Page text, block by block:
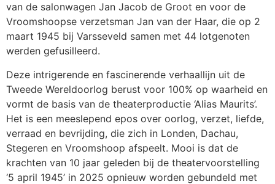
van de salonwagen Jan Jacob de Groot en voor de
Vroomshoopse verzetsman Jan van der Haar, die op 2
maart 1945 bij Varsseveld samen met 44 lotgenoten
werden gefusilleerd.
Deze intrigerende en fascinerende verhaallijn uit de
Tweede Wereldoorlog berust voor 100% op waarheid en
vormt de basis van de theaterproductie ‘Alias Maurits’.
Het is een meeslepend epos over oorlog, verzet, liefde,
verraad en bevrijding, die zich in Londen, Dachau,
Stegeren en Vroomshoop afspeelt. Mooi is dat de
krachten van 10 jaar geleden bij de theatervoorstelling
‘5 april 1945’ in 2025 opnieuw worden gebundeld met